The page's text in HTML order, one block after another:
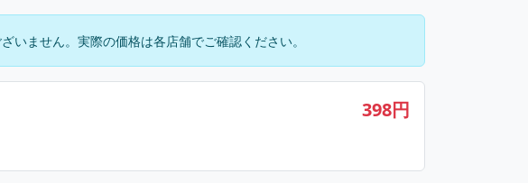
ません。実際の価格は各店舗でご確認ください。
398円